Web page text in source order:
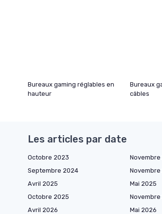
Bureaux gaming réglables en
hauteur
Bureaux
câbles
Les articles par date
Octobre 2023 Novembre
Septembre 2024
Avril 2025
Mai 2025
Octobre 2025
Novembre
Avril 2026
Mai 2026